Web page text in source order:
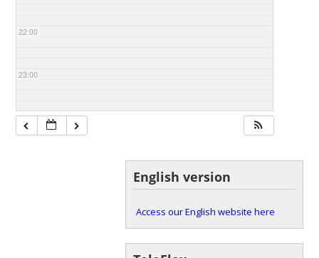
22:00
23:00
English version
Access our English website here